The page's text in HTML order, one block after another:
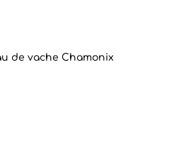
de vache Chamonix